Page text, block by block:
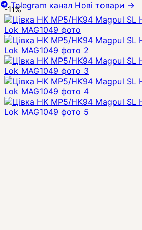
-11%
Telegram канал Нові товари →